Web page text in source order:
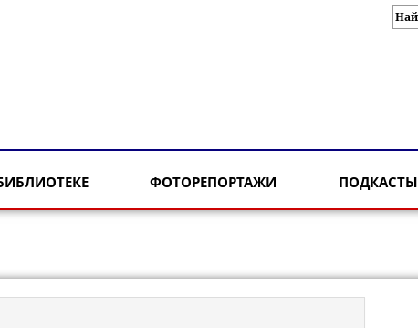
ФОТОРЕПОРТАЖИ ПОДКАСТЫ